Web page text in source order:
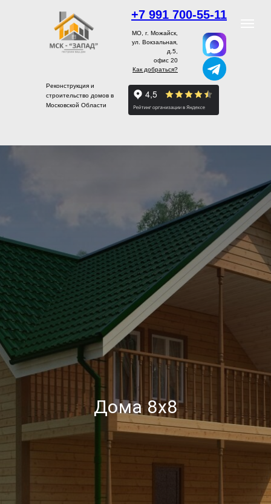
+7 991 700-55-11
Реконструкция и
строительство домов в
Московской Области
МО, г. Можайск,
ул. Вокзальная,
д.5,
офис 20
Как добраться?
Дома 8х8